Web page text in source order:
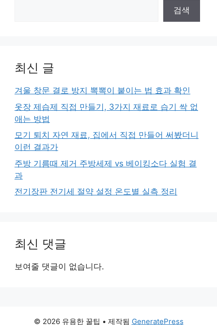
검색
최신 글
겨울 창문 결로 방지 뽁뽁이 붙이는 법 효과 확인
옷장 제습제 직접 만들기, 3가지 재료로 습기 싹 없
애는 방법
모기 퇴치 자연 재료, 집에서 직접 만들어 써봤더니
이런 결과가
주방 기름때 제거 주방세제 vs 베이킹소다 실험 결
과
전기장판 전기세 절약 설정 온도별 실측 정리
최신 댓글
보여줄 댓글이 없습니다.
© 2026 유용한 꿀팁 • 제작됨 GeneratePress